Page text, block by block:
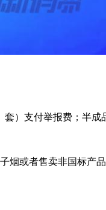
）支付举报费；半
或者售卖非国标产